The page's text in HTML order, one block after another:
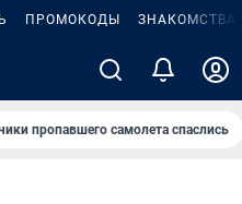
ПРОМОКОДЫ ЗНАКОМСТВА
пропавшего самолета спаслись